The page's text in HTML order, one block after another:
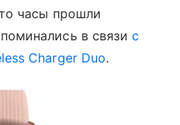
часы прошли
в связис
Charger Duo.